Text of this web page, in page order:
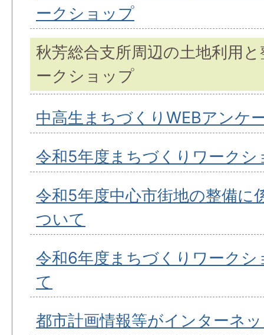
ークショップ
秋芳総合支所周辺の土地利用
ークショップ
中高生まちづくりWEBアンケ
令和5年度まちづくりワークシ
令和5年度中心市街地の整備に
ついて
令和6年度まちづくりワーク
て
都市計画情報等がインターネ